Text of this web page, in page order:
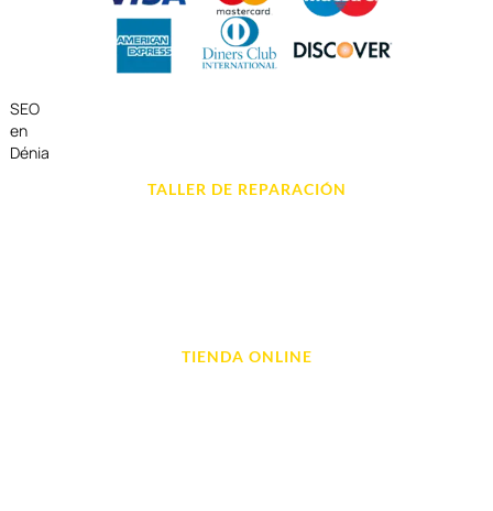
SEO
en
Dénia
TALLER DE REPARACIÓN
TIENDA ONLINE